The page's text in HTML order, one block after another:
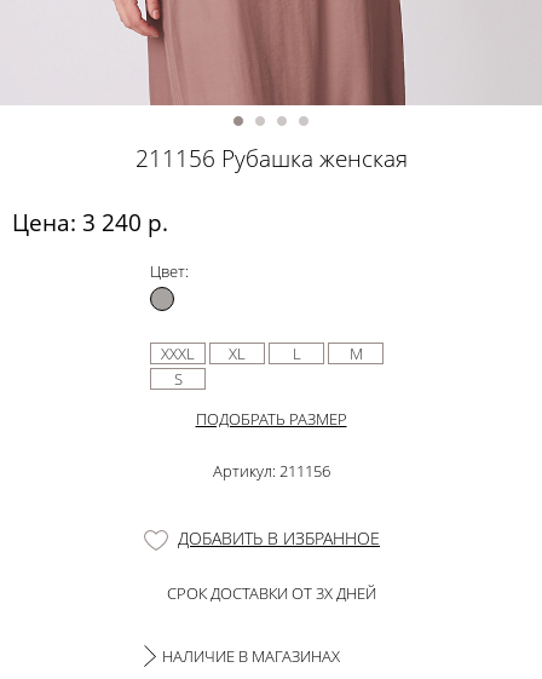
211156 Рубашка женская
Цена: 3 240 р.
Цвет:
XXXL XL L
M
S
ПОДОБРАТЬ РАЗМЕР
Артикул: 211156
ДОБАВИТЬ В ИЗБРАННОЕ
СРОК ДОСТАВКИ ОТ 3Х ДНЕЙ
НАЛИЧИЕ В МАГАЗИНАХ